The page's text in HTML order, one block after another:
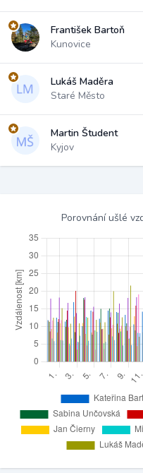
František Bartoň
Kunovice
Lukáš Maděra
Staré Město
Martin Študent
Kyjov
Porovnání ušlé